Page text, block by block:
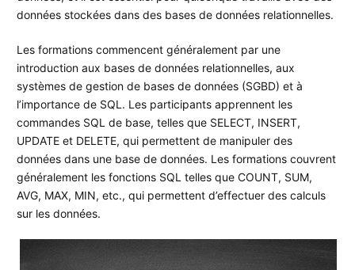
données stockées dans des bases de données relationnelles.
Les formations commencent généralement par une
introduction aux bases de données relationnelles, aux
systèmes de gestion de bases de données (SGBD) et à
l’importance de SQL. Les participants apprennent les
commandes SQL de base, telles que SELECT, INSERT,
UPDATE et DELETE, qui permettent de manipuler des
données dans une base de données. Les formations couvrent
généralement les fonctions SQL telles que COUNT, SUM,
AVG, MAX, MIN, etc., qui permettent d’effectuer des calculs
sur les données.